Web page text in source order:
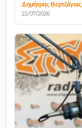
Δημήτρης Βερτζάγιας
22/07/2026